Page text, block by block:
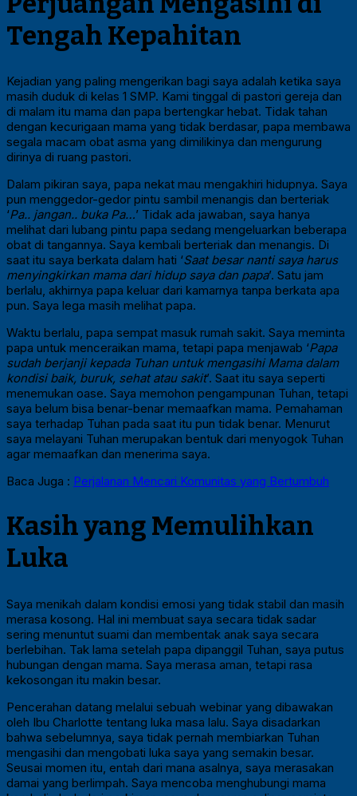
Tengah Kepahitan
Kejadian yang paling mengerikan bagi saya adalah ketika saya
masih duduk di kelas 1 SMP. Kami tinggal di pastori gereja dan
di malam itu mama dan papa bertengkar hebat. Tidak tahan
dengan kecurigaan mama yang tidak berdasar, papa membawa
segala macam obat asma yang dimilikinya dan mengurung
dirinya di ruang pastori.
Dalam pikiran saya, papa nekat mau mengakhiri hidupnya. Saya
pun menggedor-gedor pintu sambil menangis dan berteriak
‘Pa.. jangan.. buka Pa…’ Tidak ada jawaban, saya hanya
melihat dari lubang pintu papa sedang mengeluarkan beberapa
obat di tangannya. Saya kembali berteriak dan menangis. Di
saat itu saya berkata dalam hati ‘Saat besar nanti saya harus
menyingkirkan mama dari hidup saya dan papa’. Satu jam
berlalu, akhirnya papa keluar dari kamarnya tanpa berkata apa
pun. Saya lega masih melihat papa.
Waktu berlalu, papa sempat masuk rumah sakit. Saya meminta
papa untuk menceraikan mama, tetapi papa menjawab ‘Papa
sudah berjanji kepada Tuhan untuk mengasihi Mama dalam
kondisi baik, buruk, sehat atau sakit’. Saat itu saya seperti
menemukan oase. Saya memohon pengampunan Tuhan, tetapi
saya belum bisa benar-benar memaafkan mama. Pemahaman
saya terhadap Tuhan pada saat itu pun tidak benar. Menurut
saya melayani Tuhan merupakan bentuk dari menyogok Tuhan
agar memaafkan dan menerima saya.
Baca Juga : Perjalanan Mencari Komunitas yang Bertumbuh
Kasih yang Memulihkan
Luka
Saya menikah dalam kondisi emosi yang tidak stabil dan masih
merasa kosong. Hal ini membuat saya secara tidak sadar
sering menuntut suami dan membentak anak saya secara
berlebihan. Tak lama setelah papa dipanggil Tuhan, saya putus
hubungan dengan mama. Saya merasa aman, tetapi rasa
kekosongan itu makin besar.
Pencerahan datang melalui sebuah webinar yang dibawakan
oleh Ibu Charlotte tentang luka masa lalu. Saya disadarkan
bahwa sebelumnya, saya tidak pernah membiarkan Tuhan
mengasihi dan mengobati luka saya yang semakin besar.
Seusai momen itu, entah dari mana asalnya, saya merasakan
damai yang berlimpah. Saya mencoba menghubungi mama